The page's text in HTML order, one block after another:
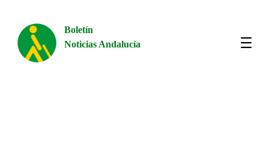
Boletín
Noticias Andalucía